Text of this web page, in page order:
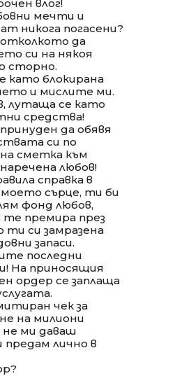
влог!
мечти и
никога погасени?
да
си на някоя
сторно.
като блокирана
и мислите ми.
лутаща се като
средства!
да обявя
си по
сметка към
любов!
справка в
моето сърце, ти би
фонд любов,
премира през
ти си замразена
запаси.
последни
На приносящия
ордер се заплаща
чек за
на милиони
не ми даваш
лично в